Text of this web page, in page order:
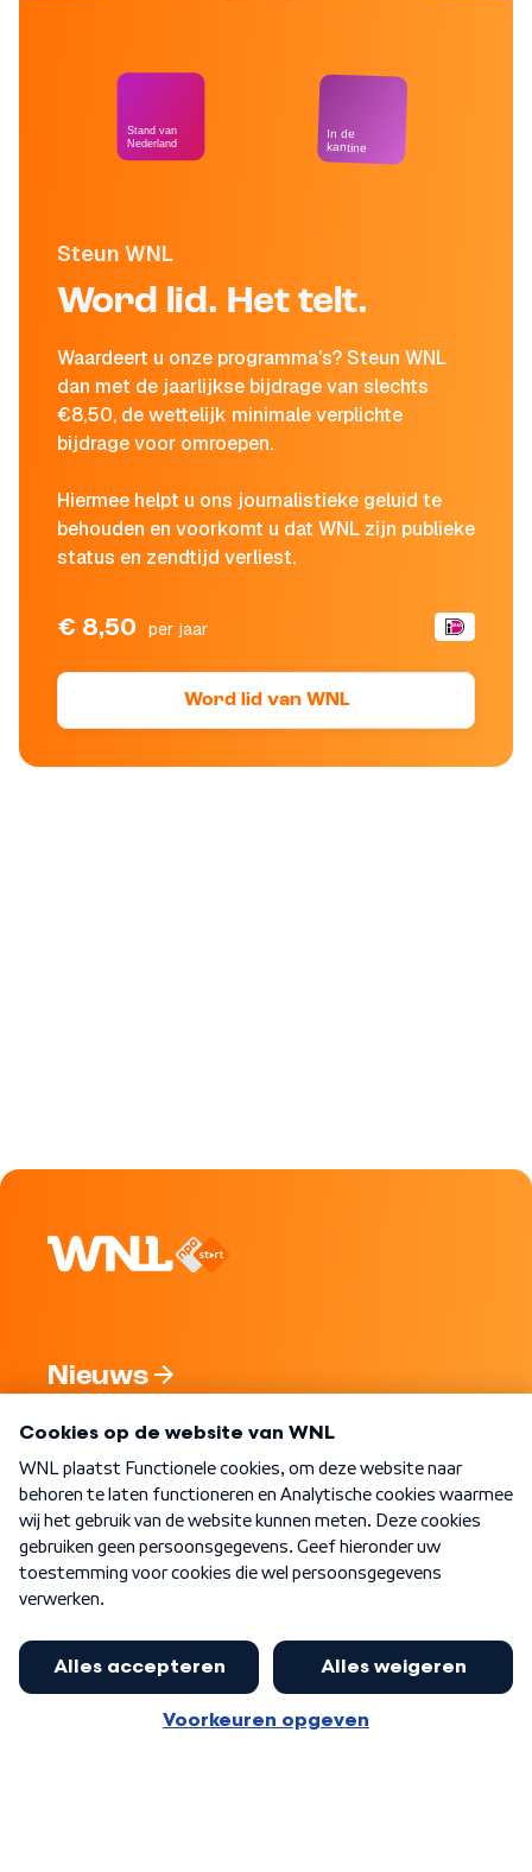
Steun WNL
Word lid. Het telt.
Waardeert u onze programma's? Steun WNL
dan met de jaarlijkse bijdrage van slechts
€8,50, de wettelijk minimale verplichte
bijdrage voor omroepen.
Hiermee helpt u ons journalistieke geluid te
behouden en voorkomt u dat WNL zijn publieke
status en zendtijd verliest.
€ 8,50 per jaar
Word lid van WNL
Stand van
Nederland
In de
kantine
Nieuws
Nieuwsbrief
Word Lid